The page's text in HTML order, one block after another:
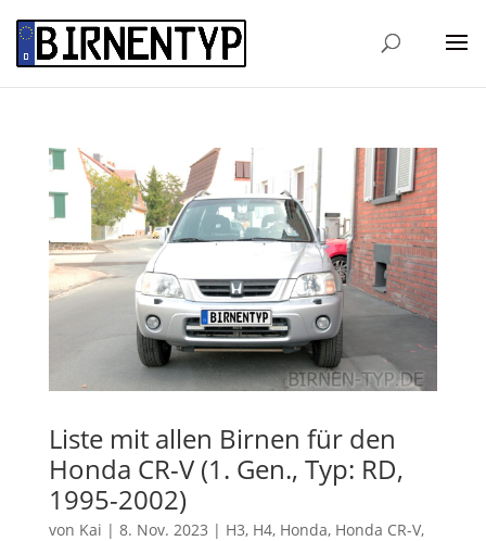
Liste mit allen Birnen für den
Honda CR-V (1. Gen., Typ: RD,
1995-2002)
von Kai | 8. Nov. 2023 | H3, H4, Honda, Honda CR-V,